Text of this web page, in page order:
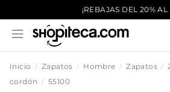
¡REBAJAS DEL 20% AL
Inicio Zapatos Hombre Zapatos
cordón
55100